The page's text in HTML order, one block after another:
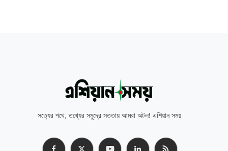
সত্যের পথে, তথ্যের সমুদ্রে সততায় আমরা অটল! এশিয়ান সময়